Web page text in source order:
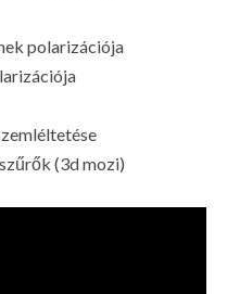
polarizációja
(3d mozi)